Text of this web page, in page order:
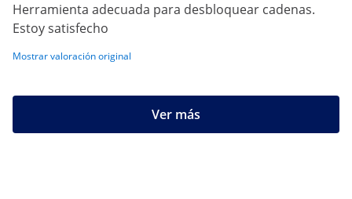
Herramienta adecuada para desbloquear cadenas.
Estoy satisfecho
Mostrar valoración original
Ver más